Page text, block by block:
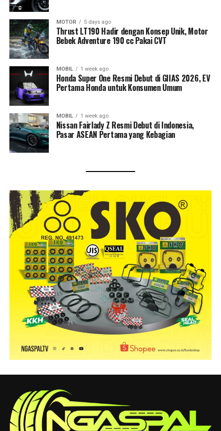
MOTOR 5 days ago
Thrust LT190 Hadir dengan Konsep Unik, Motor
Bebek Adventure 190 cc Pakai CVT
MOBIL 1 week ago
Honda Super One Resmi Debut di GIIAS 2026, EV
Pertama Honda untuk Konsumen Umum
MOBIL 1 week ago
Nissan Fairlady Z Resmi Debut di Indonesia,
Pasar ASEAN Pertama yang Kebagian